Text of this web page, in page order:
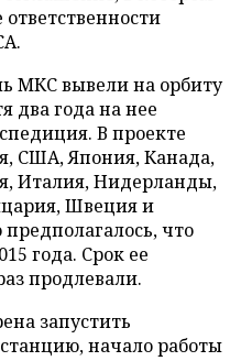
МКС вывели на орбиту
два года на нее
В проекте
США, Япония, Канада,
Италия, Нидерланды,
Швеция и
что
года. Срок ее
продлевали.
запустить
начало работы